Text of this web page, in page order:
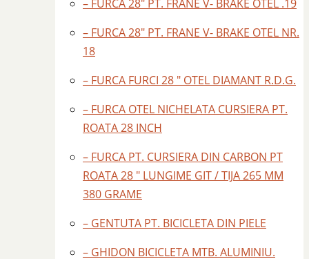
– FURCA 28″ PT. FRANE V- BRAKE OTEL .19
– FURCA 28″ PT. FRANE V- BRAKE OTEL NR.
18
– FURCA FURCI 28 " OTEL DIAMANT R.D.G.
– FURCA OTEL NICHELATA CURSIERA PT.
ROATA 28 INCH
– FURCA PT. CURSIERA DIN CARBON PT
ROATA 28 " LUNGIME GIT / TIJA 265 MM
380 GRAME
– GENTUTA PT. BICICLETA DIN PIELE
– GHIDON BICICLETA MTB. ALUMINIU.